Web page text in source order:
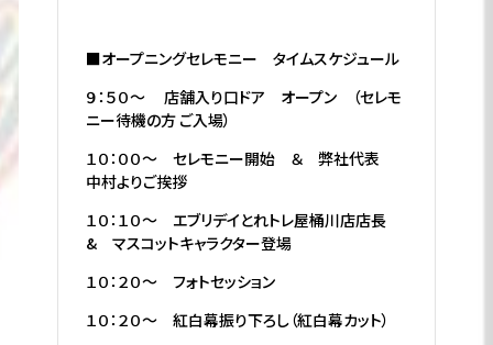
■オープニングセレモニー タイムスケジュール
９：５０～ 店舗入り口ドア オープン （セレモ
ニー待機の方 ご入場）
１０：００～ セレモニー開始 ＆ 弊社代表
中村よりご挨拶
１０：１０～ エブリデイとれトレ屋桶川店店長
& マスコットキャラクター登場
１０：２０～ フォトセッション
１０：２０～ 紅白幕振り下ろし（紅白幕カット）